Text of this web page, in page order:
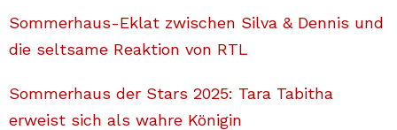
Sommerhaus-Eklat zwischen Silva & Dennis und
die seltsame Reaktion von RTL
Sommerhaus der Stars 2025: Tara Tabitha
erweist sich als wahre Königin